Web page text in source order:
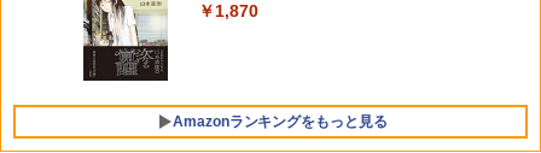
￥770
￥3,850
【電子版】ガンダムエース ２０２６年
９月号 Ｎｏ．２８９ [雑誌]
宇宙兄弟（４６） (モーニングコミック
￥1,870
Amazonランキングをもっと見る